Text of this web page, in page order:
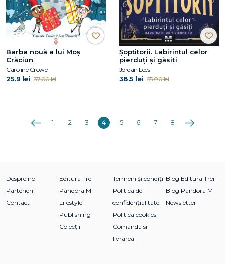
Barba nouă a lui Moș
Crăciun
Caroline Crowe
25.9 lei 37.00 lei
Șoptitorii. Labirintul celor
pierduți și găsiți
Jordan Lees
38.5 lei 55.00 lei
Anterioara
1 2 3 4 5 6 7 8 Următoarea
Despre noi
Parteneri
Contact
Editura Trei
Pandora M
Lifestyle
Publishing
Colecții
Termeni și condiții
Politica de
confidențialitate
Politica cookies
Comanda si
livrarea
Blog Editura Trei
Blog Pandora M
Newsletter